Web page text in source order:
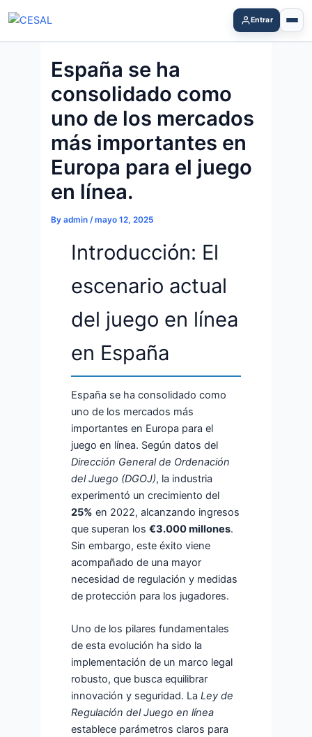
to
content
Entrar
España se ha
consolidado como
uno de los mercados
más importantes en
Europa para el juego
en línea.
By admin /mayo 12, 2025
Introducción: El
escenario actual
del juego en línea
en España
España se ha consolidado como
uno de los mercados más
importantes en Europa para el
juego en línea. Según datos del
Dirección General de Ordenación
del Juego (DGOJ), la industria
experimentó un crecimiento del
25% en 2022, alcanzando ingresos
que superan los€3.000 millones.
Sin embargo, este éxito viene
acompañado de una mayor
necesidad de regulación y medidas
de protección para los jugadores.
Uno de los pilares fundamentales
de esta evolución ha sido la
implementación de un marco legal
robusto, que busca equilibrar
innovación y seguridad. LaLey de
Regulación del Juego en línea
establece parámetros claros para